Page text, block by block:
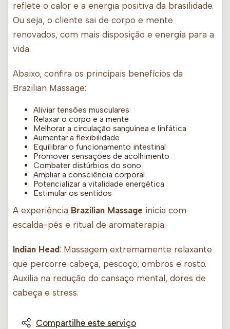
reflete o calor e a energia positiva da brasilidade.
Ou seja, o cliente sai de corpo e mente
renovados, com mais disposição e energia para a
vida.
Abaixo, confira os principais benefícios da
Brazilian Massage:
Aliviar tensões musculares
Relaxar o corpo e a mente
Melhorar a circulação sanguínea e linfática
Aumentar a flexibilidade
Equilibrar o funcionamento intestinal
Promover sensações de acolhimento
Combater distúrbios do sono
Ampliar a consciência corporal
Potencializar a vitalidade energética
Estimular os sentidos
A experiência Brazilian Massage inicia com
escalda-pés e ritual de aromaterapia.
Indian Head: Massagem extremamente relaxante
que percorre cabeça, pescoço, ombros e rosto.
Auxilia na redução do cansaço mental, dores de
cabeça e stress.
Compartilhe este serviço